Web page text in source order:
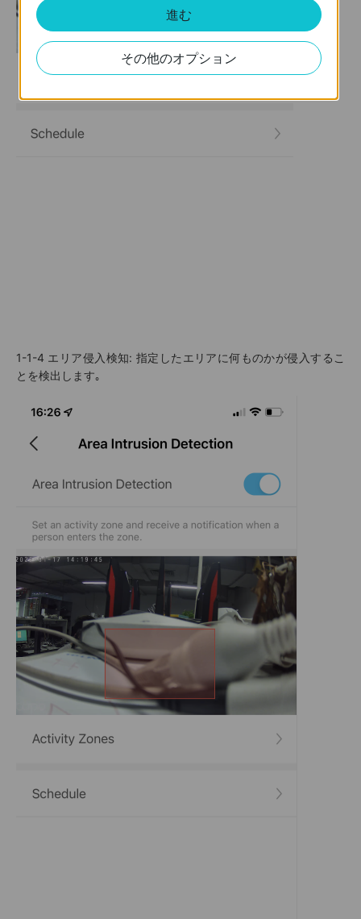
1-1-4 エリア侵入検知: 指定したエリアに何ものかが侵入するこ
とを検出します｡
進む
その他のオプション